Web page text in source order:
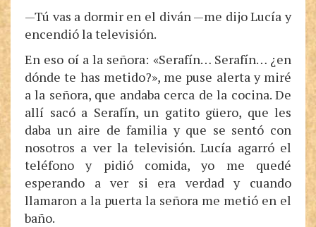
—Tú vas a dormir en el diván —me dijo Lucía y
encendió la televisión.
En eso oí a la señora: «Serafín… Serafín… ¿en
dónde te has metido?», me puse alerta y miré
a la señora, que andaba cerca de la cocina. De
allí sacó a Serafín, un gatito güero, que les
daba un aire de familia y que se sentó con
nosotros a ver la televisión. Lucía agarró el
teléfono y pidió comida, yo me quedé
esperando a ver si era verdad y cuando
llamaron a la puerta la señora me metió en el
baño.